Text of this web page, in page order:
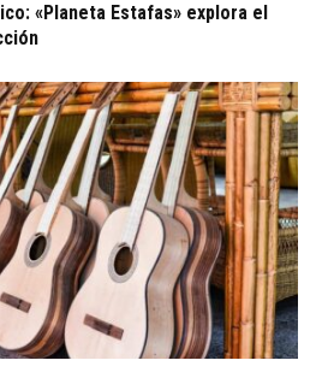
«Planeta Estafas» explora el